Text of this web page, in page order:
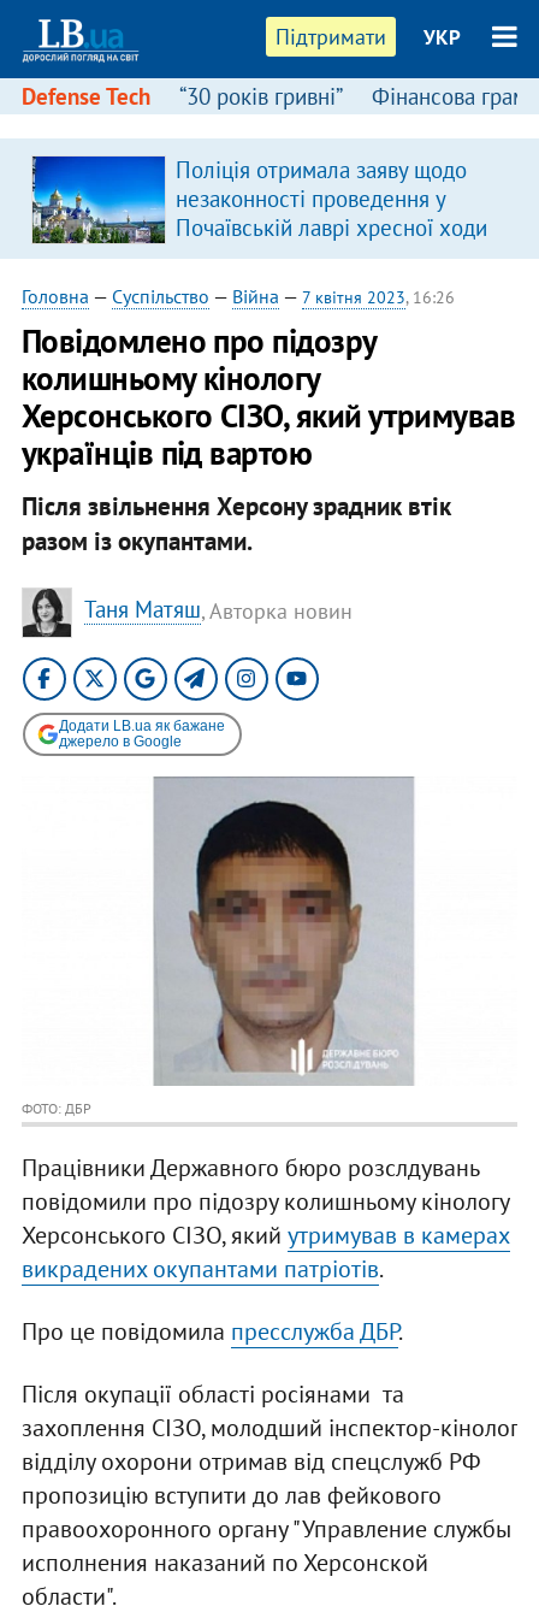
Підтримати УКР
Defense Tech “30 років гривні” Фінансова
Поліція отримала заяву щодо
незаконності проведення у
Почаївській лаврі хресної ходи
Головна — Суспільство — Війна — 7 квітня 2023, 16:26
Повідомлено про підозру
колишньому кінологу
Херсонського СІЗО, який утримував
українців під вартою
Після звільнення Херсону зрадник втік
разом із окупантами.
Таня Матяш, Авторка новин
Додати LB.ua як бажане
джерело в Google
ФОТО: ДБР
Працівники Державного бюро розслдувань
повідомили про підозру колишньому кінологу
Херсонського СІЗО, який утримував в камерах
викрадених окупантами патріотів.
Про це повідомила пресслужба ДБР.
Після окупації області росіянами та
захоплення СІЗО, молодший інспектор-кінолог
відділу охорони отримав від спецслужб РФ
пропозицію вступити до лав фейкового
правоохоронного органу "Управление службы
исполнения наказаний по Херсонской
области".